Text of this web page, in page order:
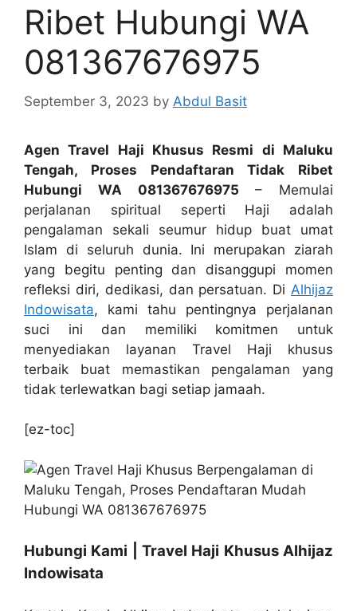
Ribet Hubungi WA
081367676975
September 3, 2023 by Abdul Basit
Agen Travel Haji Khusus Resmi di Maluku
Tengah, Proses Pendaftaran Tidak Ribet
Hubungi WA 081367676975 – Memulai
perjalanan spiritual seperti Haji adalah
pengalaman sekali seumur hidup buat umat
Islam di seluruh dunia. Ini merupakan ziarah
yang begitu penting dan disanggupi momen
refleksi diri, dedikasi, dan persatuan. Di Alhijaz
Indowisata, kami tahu pentingnya perjalanan
suci ini dan memiliki komitmen untuk
menyediakan layanan Travel Haji khusus
terbaik buat memastikan pengalaman yang
tidak terlewatkan bagi setiap jamaah.
[ez-toc]
Hubungi Kami | Travel Haji Khusus Alhijaz
Indowisata